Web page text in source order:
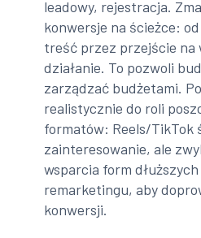
leadowy, rejestracja.
konwersje na ścieżce:
treść przez przejście na
działanie. To pozwoli
zarządzać budżetami.
realistycznie do roli
formatów: Reels/TikTok
zainteresowanie, ale
wsparcia form
remarketingu, aby
konwersji.